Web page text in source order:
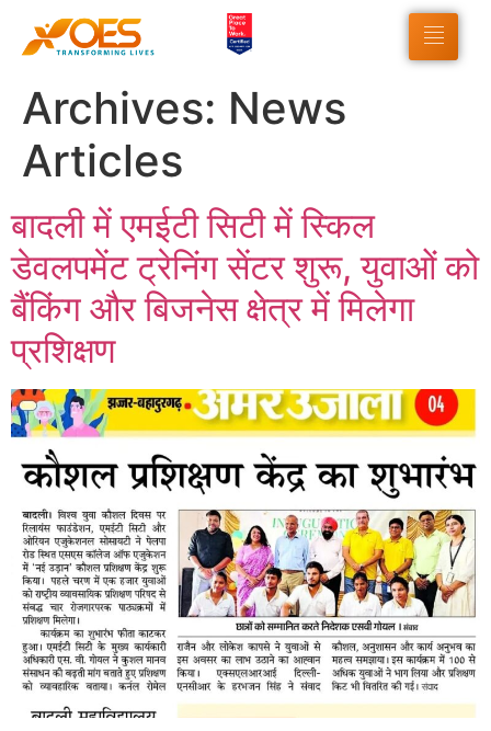
Archives: News
Articles
बादली में एमईटी सिटी में स्किल
डेवलपमेंट ट्रेनिंग सेंटर शुरू, युवाओं को
बैंकिंग और बिजनेस क्षेत्र में मिलेगा
प्रशिक्षण